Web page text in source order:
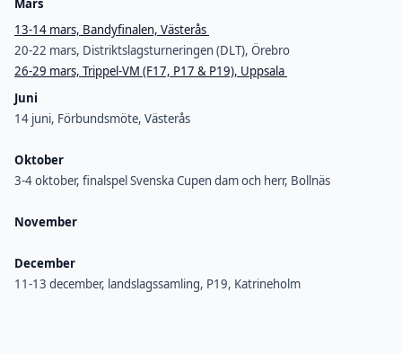
13-14 mars, Bandyfinalen, Västerås
20-22 mars, Distriktslagsturneringen (DLT), Örebro
26-29 mars, Trippel-VM (F17, P17 & P19), Uppsala
Juni
14 juni, Förbundsmöte, Västerås
Oktober
3-4 oktober, finalspel Svenska Cupen dam och herr, Bollnäs
November
December
11-13 december, landslagssamling, P19, Katrineholm